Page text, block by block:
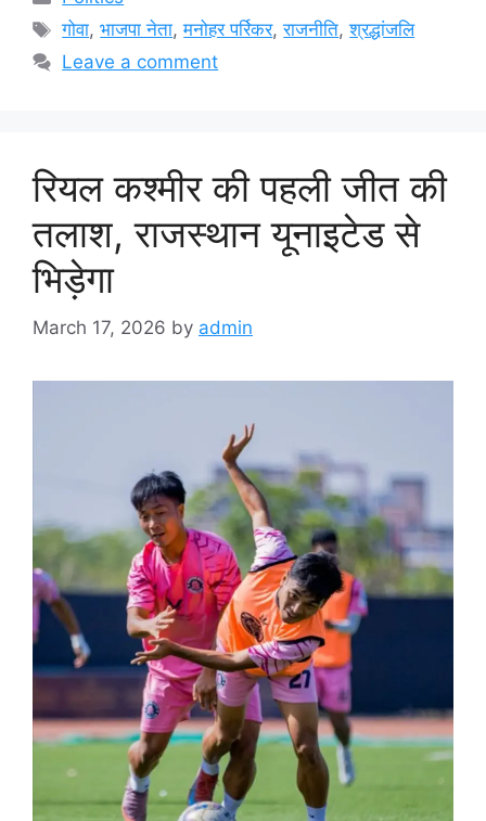
Tags
गोवा,भाजपा नेता,मनोहर पर्रिकर,राजनीति,श्रद्धांजलि
Leave a comment
रियल कश्मीर की पहली जीत की
तलाश, राजस्थान यूनाइटेड से
भिड़ेगा
March 17, 2026 by admin